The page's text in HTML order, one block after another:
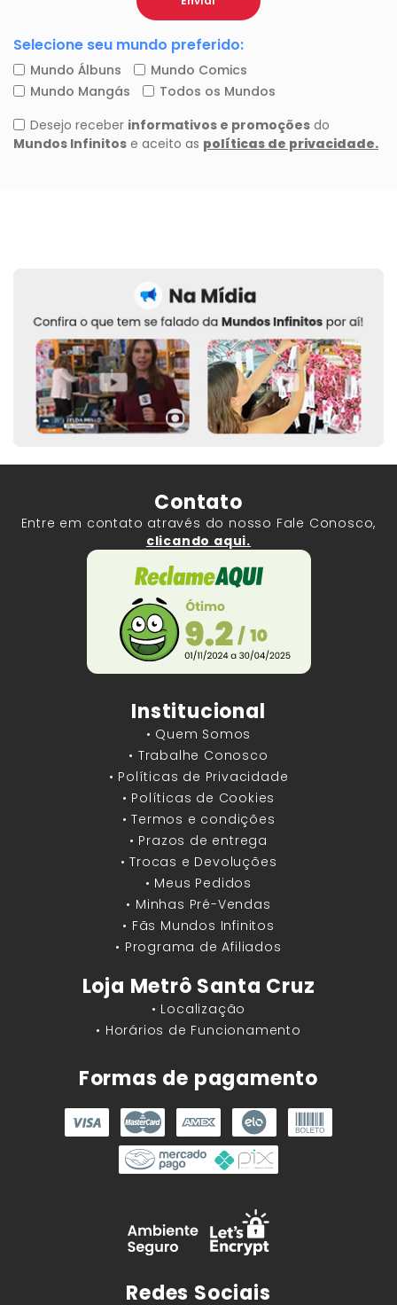
Contato
Entre em contato através do nosso Fale Conosco,
clicando aqui.
Institucional
• Quem Somos
• Trabalhe Conosco
• Políticas de Privacidade
• Políticas de Cookies
• Termos e condições
• Prazos de entrega
• Trocas e Devoluções
• Meus Pedidos
• Minhas Pré-Vendas
• Fãs Mundos Infinitos
• Programa de Afiliados
Loja Metrô Santa Cruz
• Localização
• Horários de Funcionamento
Formas de pagamento
Redes Sociais